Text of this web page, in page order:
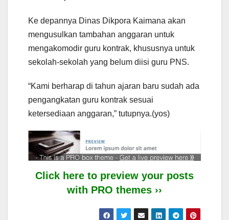
Ke depannya Dinas Dikpora Kaimana akan
mengusulkan tambahan anggaran untuk
mengakomodir guru kontrak, khususnya untuk
sekolah-sekolah yang belum diisi guru PNS.
“Kami berharap di tahun ajaran baru sudah ada
pengangkatan guru kontrak sesuai
ketersediaan anggaran,” tutupnya.(yos)
Click here to preview your posts
with PRO themes ››